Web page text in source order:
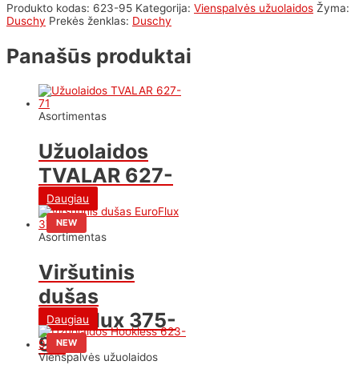
Produkto kodas: 623-95 Kategorija: Vienspalvės užuolaidos Žyma:
Duschy Prekės ženklas: Duschy
Panašūs produktai
Asortimentas
Užuolaidos
TVALAR 627-
71
Daugiau
NEW
Asortimentas
Viršutinis
dušas
EuroFlux 375-
90
Daugiau
NEW
Vienspalvės užuolaidos